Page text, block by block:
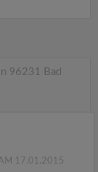
96231 Bad
17.01.2015